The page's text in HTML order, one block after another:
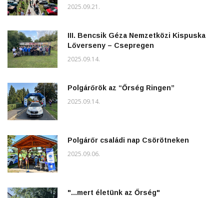
2025.09.21.
III. Bencsik Géza Nemzetközi Kispuska
Lőverseny – Csepregen
2025.09.14.
Polgárőrök az “Őrség Ringen”
2025.09.14.
Polgárőr családi nap Csörötneken
2025.09.06.
"...mert életünk az Őrség"